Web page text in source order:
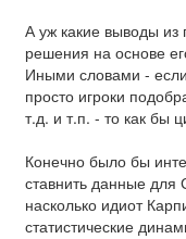
А уж какие выводы из
решения на основе
Иными словами -
просто игроки
т.д. и т.п. - то как бы
Конечно было бы
ставнить данные для
насколько идиот
статистические